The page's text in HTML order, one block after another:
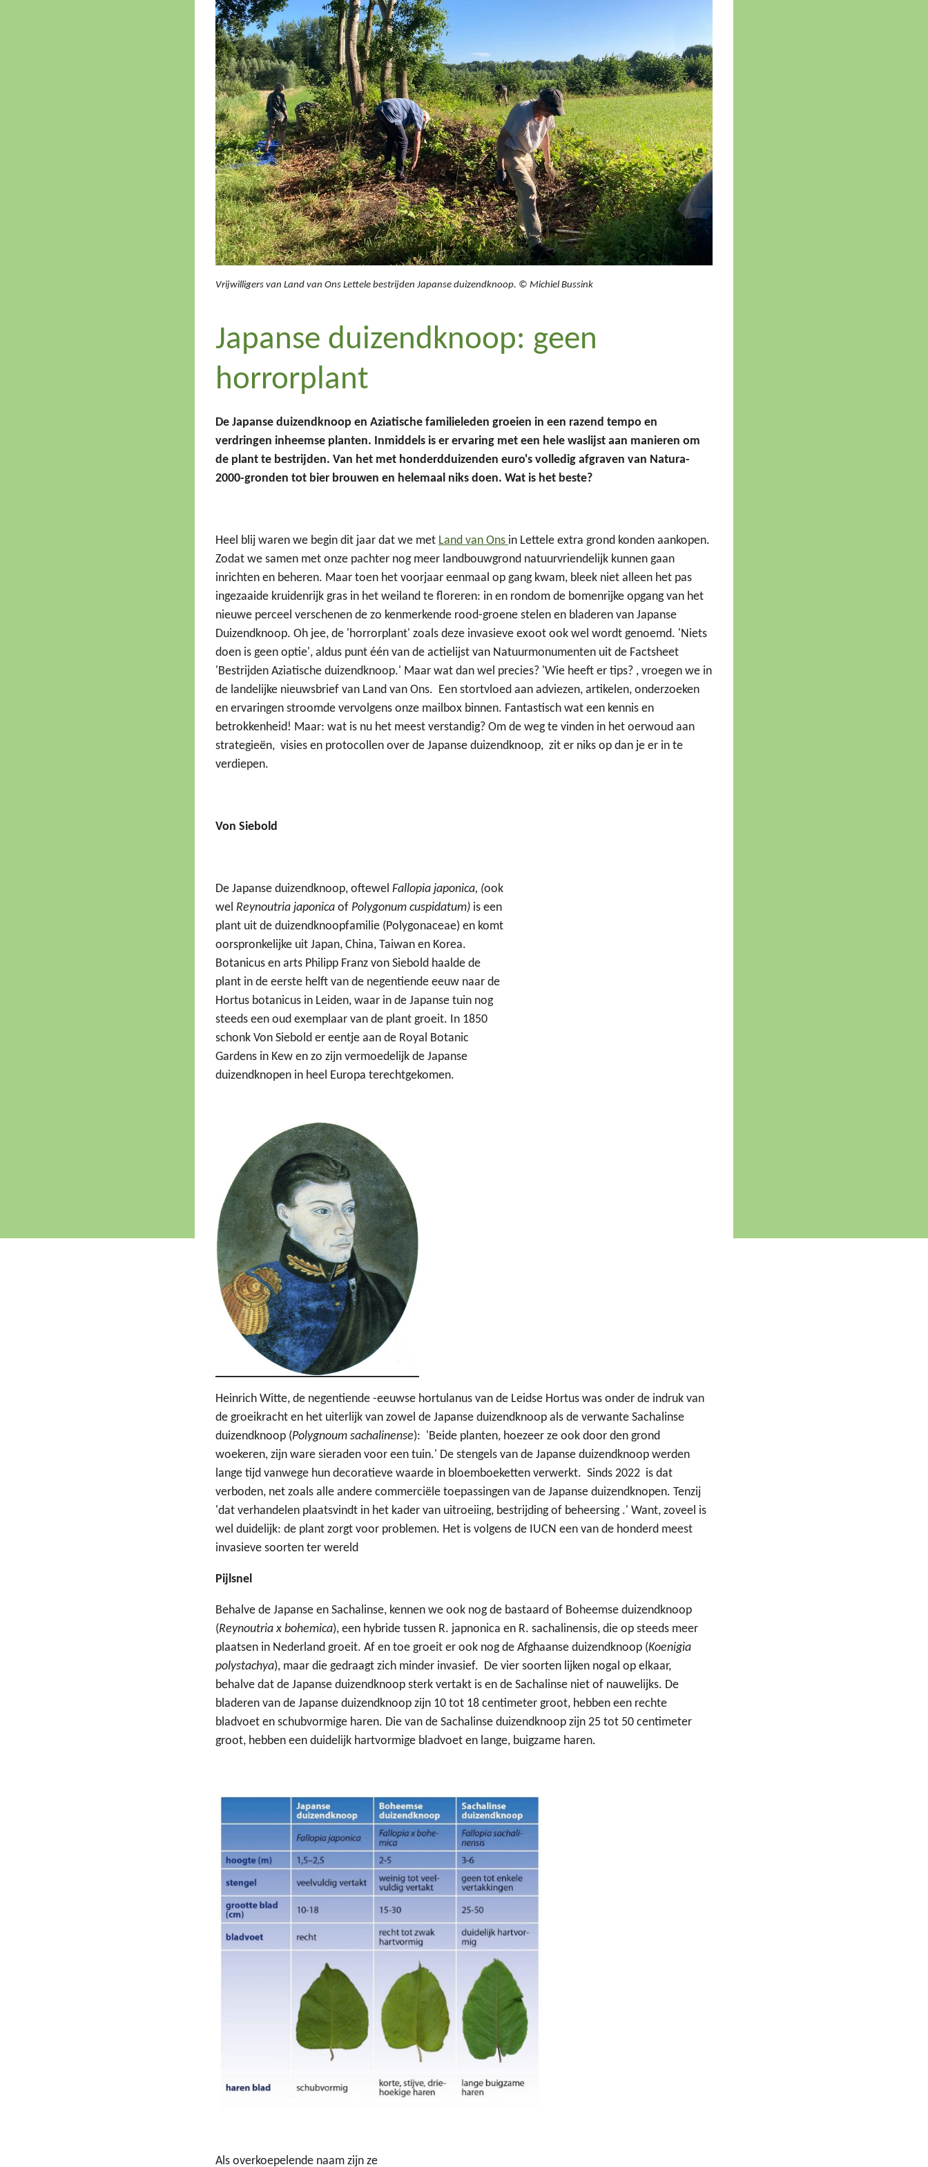
Vrijwilligers van Land van Ons Lettele bestrijden Japanse duizendknoop. © Michiel Bussink
Japanse duizendknoop: geen
horrorplant
De Japanse duizendknoop en Aziatische familieleden groeien in een razend tempo en
verdringen inheemse planten. Inmiddels is er ervaring met een hele waslijst aan manieren om
de plant te bestrijden. Van het met honderdduizenden euro's volledig afgraven van Natura-
2000-gronden tot bier brouwen en helemaal niks doen. Wat is het beste?
Heel blij waren we begin dit jaar dat we met Land van Ons in Lettele extra grond konden aankopen.
Zodat we samen met onze pachter nog meer landbouwgrond natuurvriendelijk kunnen gaan
inrichten en beheren. Maar toen het voorjaar eenmaal op gang kwam, bleek niet alleen het pas
ingezaaide kruidenrijk gras in het weiland te floreren: in en rondom de bomenrijke opgang van het
nieuwe perceel verschenen de zo kenmerkende rood-groene stelen en bladeren van Japanse
Duizendknoop. Oh jee, de 'horrorplant' zoals deze invasieve exoot ook wel wordt genoemd. 'Niets
doen is geen optie', aldus punt één van de actielijst van Natuurmonumenten uit de Factsheet
'Bestrijden Aziatische duizendknoop.' Maar wat dan wel precies? 'Wie heeft er tips? , vroegen we in
de landelijke nieuwsbrief van Land van Ons. Een stortvloed aan adviezen, artikelen, onderzoeken
en ervaringen stroomde vervolgens onze mailbox binnen. Fantastisch wat een kennis en
betrokkenheid! Maar: wat is nu het meest verstandig? Om de weg te vinden in het oerwoud aan
strategieën, visies en protocollen over de Japanse duizendknoop, zit er niks op dan je er in te
verdiepen.
Von Siebold
De Japanse duizendknoop, oftewel Fallopia japonica, (ook
wel Reynoutria japonica of Polygonum cuspidatum) is een
plant uit de duizendknoopfamilie (Polygonaceae) en komt
oorspronkelijke uit Japan, China, Taiwan en Korea.
Botanicus en arts Philipp Franz von Siebold haalde de
plant in de eerste helft van de negentiende eeuw naar de
Hortus botanicus in Leiden, waar in de Japanse tuin nog
steeds een oud exemplaar van de plant groeit. In 1850
schonk Von Siebold er eentje aan de Royal Botanic
Gardens in Kew en zo zijn vermoedelijk de Japanse
duizendknopen in heel Europa terechtgekomen.
Heinrich Witte, de negentiende -eeuwse hortulanus van de Leidse Hortus was onder de indruk van
de groeikracht en het uiterlijk van zowel de Japanse duizendknoop als de verwante Sachalinse
duizendknoop (Polygnoum sachalinense): 'Beide planten, hoezeer ze ook door den grond
woekeren, zijn ware sieraden voor een tuin.' De stengels van de Japanse duizendknoop werden
lange tijd vanwege hun decoratieve waarde in bloemboeketten verwerkt. Sinds 2022 is dat
verboden, net zoals alle andere commerciële toepassingen van de Japanse duizendknopen. Tenzij
'dat verhandelen plaatsvindt in het kader van uitroeiing, bestrijding of beheersing .' Want, zoveel is
wel duidelijk: de plant zorgt voor problemen. Het is volgens de IUCN een van de honderd meest
invasieve soorten ter wereld
Pijlsnel
Behalve de Japanse en Sachalinse, kennen we ook nog de bastaard of Boheemse duizendknoop
(Reynoutria x bohemica), een hybride tussen R. japnonica en R. sachalinensis, die op steeds meer
plaatsen in Nederland groeit. Af en toe groeit er ook nog de Afghaanse duizendknoop (Koenigia
polystachya), maar die gedraagt zich minder invasief. De vier soorten lijken nogal op elkaar,
behalve dat de Japanse duizendknoop sterk vertakt is en de Sachalinse niet of nauwelijks. De
bladeren van de Japanse duizendknoop zijn 10 tot 18 centimeter groot, hebben een rechte
bladvoet en schubvormige haren. Die van de Sachalinse duizendknoop zijn 25 tot 50 centimeter
groot, hebben een duidelijk hartvormige bladvoet en lange, buigzame haren.
Als overkoepelende naam zijn ze